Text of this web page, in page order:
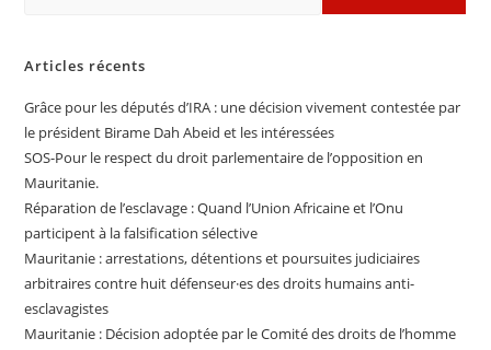
Articles récents
Grâce pour les députés d’IRA : une décision vivement contestée par
le président Birame Dah Abeid et les intéressées
SOS-Pour le respect du droit parlementaire de l’opposition en
Mauritanie.
Réparation de l’esclavage : Quand l’Union Africaine et l’Onu
participent à la falsification sélective
Mauritanie : arrestations, détentions et poursuites judiciaires
arbitraires contre huit défenseur·es des droits humains anti-
esclavagistes
Mauritanie : Décision adoptée par le Comité des droits de l’homme